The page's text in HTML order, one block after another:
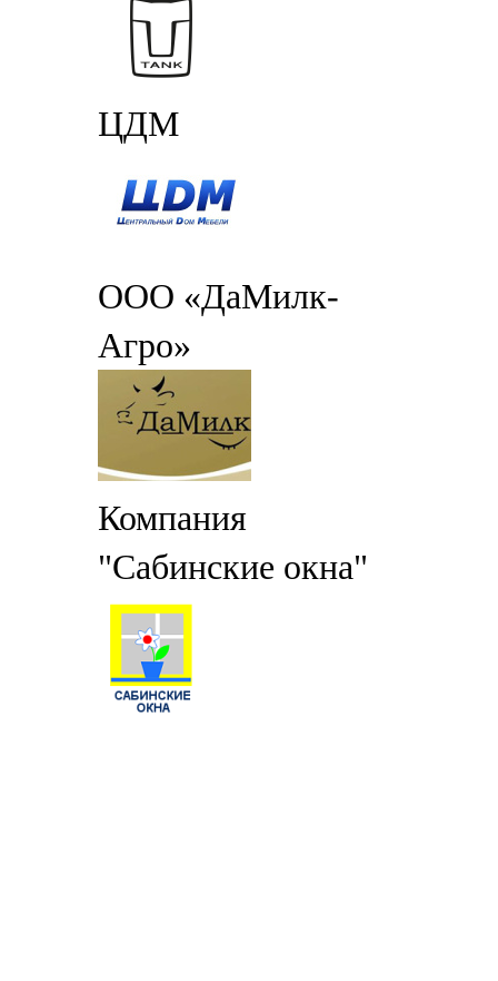
ЦДМ
ООО «ДаМилк-
Агро»
Компания
"Сабинские окна"